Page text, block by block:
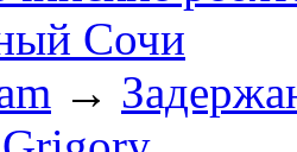
Сочи
→